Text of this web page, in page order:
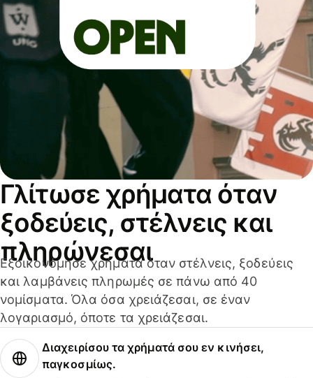
Γλίτωσε χρήματα όταν
ξοδεύεις, στέλνεις και
πληρώνεσαι
Εξοικονόμησε χρήματα όταν στέλνεις, ξοδεύεις
και λαμβάνεις πληρωμές σε πάνω από 40
νομίσματα. Όλα όσα χρειάζεσαι, σε έναν
λογαριασμό, όποτε τα χρειάζεσαι.
Διαχειρίσου τα χρήματά σου εν κινήσει,
παγκοσμίως.